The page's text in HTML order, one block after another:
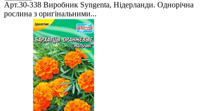
Арт.30-338 Виробник Syngenta, Нідерланди. Однорічна
рослина з оригінальними...